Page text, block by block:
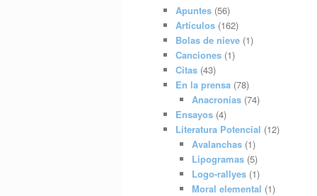
Apuntes (56)
Artículos (162)
Bolas de nieve (1)
Canciones (1)
Citas (43)
En la prensa (78)
Anacronías(74)
Ensayos (4)
Literatura Potencial (12)
Avalanchas(1)
Lipogramas(5)
Logo-rallyes(1)
Moral elemental (1)